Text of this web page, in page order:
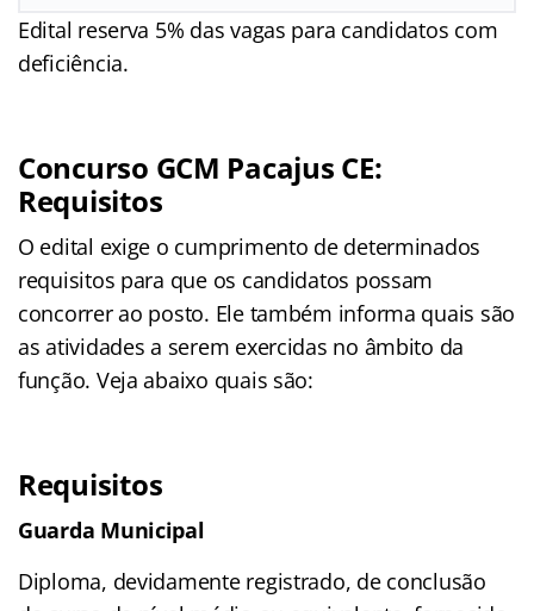
Edital reserva 5% das vagas para candidatos com
deficiência.
Concurso GCM Pacajus CE:
Requisitos
O edital exige o cumprimento de determinados
requisitos para que os candidatos possam
concorrer ao posto. Ele também informa quais são
as atividades a serem exercidas no âmbito da
função. Veja abaixo quais são:
Requisitos
Guarda Municipal
Diploma, devidamente registrado, de conclusão